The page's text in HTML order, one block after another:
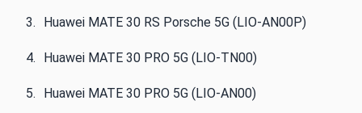
Huawei MATE 30 RS Porsche 5G (LIO-AN00P)
Huawei MATE 30 PRO 5G (LIO-TN00)‌‌
Huawei MATE 30 PRO 5G (LIO-AN00)